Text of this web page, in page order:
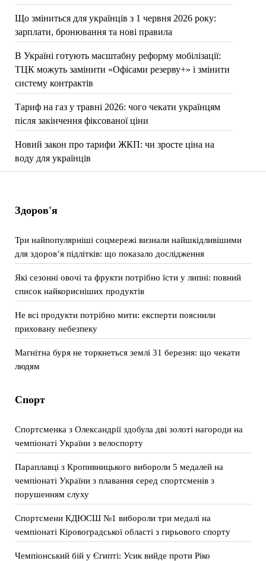
Що зміниться для українців з 1 червня 2026 року:
зарплати, бронювання та нові правила
В Україні готують масштабну реформу мобілізації:
ТЦК можуть замінити «Офісами резерву+» і змінити
систему контрактів
Тариф на газ у травні 2026: чого чекати українцям
після закінчення фіксованої ціни
Новий закон про тарифи ЖКП: чи зросте ціна на
воду для українців
Здоров'я
Три найпопулярніші соцмережі визнали найшкідливішими
для здоров’я підлітків: що показало дослідження
Які сезонні овочі та фрукти потрібно їсти у липні: повний
список найкорисніших продуктів
Не всі продукти потрібно мити: експерти пояснили
приховану небезпеку
Магнітна буря не торкнеться землі 31 березня: що чекати
людям
Спорт
Спортсменка з Олександрії здобула дві золоті нагороди на
чемпіонаті України з велоспорту
Параплавці з Кропивницького вибороли 5 медалей на
чемпіонаті України з плавання серед спортсменів з
порушенням слуху
Спортсмени КДЮСШ №1 вибороли три медалі на
чемпіонаті Кіровоградської області з гирьового спорту
Чемпіонський бій у Єгипті: Усик вийде проти Ріко